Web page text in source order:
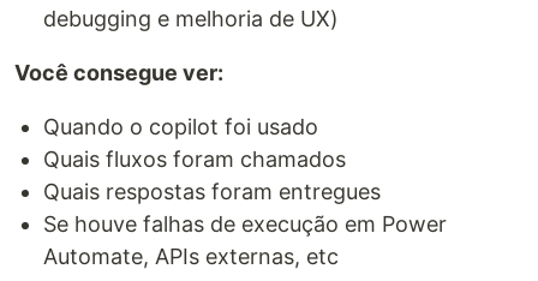
debugging e melhoria de UX)
Você consegue ver:
Quando o copilot foi usado
Quais fluxos foram chamados
Quais respostas foram entregues
Se houve falhas de execução em Power
Automate, APIs externas, etc